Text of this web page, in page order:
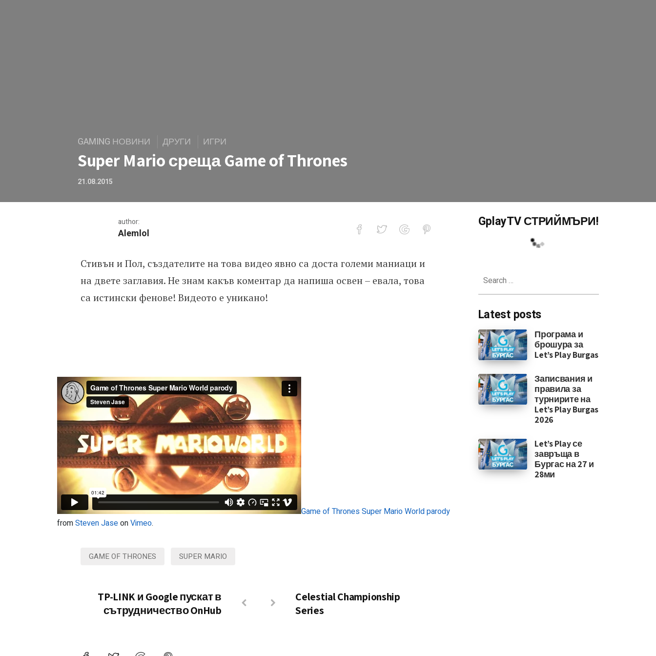
GAMING НОВИНИ ДРУГИ ИГРИ
Super Mario среща Game of Thrones
21.08.2015
author:
Alemlol
Super Mario среща Game of Thrones
Стивън и Пол, създателите на това видео явно са доста големи маниаци и
на двете заглавия. Не знам какъв коментар да напиша освен – евала, това
са истински фенове! Видеото е уникано!
Game of Thrones Super Mario World parody
fromSteven JaseonVimeo.
GAME OF THRONES SUPER MARIO
TP-LINK и Google пускат в
сътрудничество OnHub
Celestial Championship
Series
GplayTV СТРИЙМЪРИ!
for:
Latest posts
Програма и
брошура за
Let’s Play Burgas
Записвания и
правила за
турнирите на
Let’s Play Burgas
2026
Let’s Play се
завръща в
Бургас на 27 и
28ми